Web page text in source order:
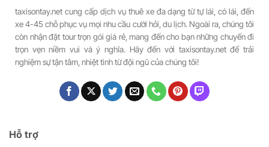
taxisontay.net cung cấp dịch vụ thuê xe đa dạng từ tự lái, có lái, đến
xe 4-45 chỗ phục vụ mọi nhu cầu cưới hỏi, du lịch. Ngoài ra, chúng tôi
còn nhận đặt tour trọn gói giá rẻ, mang đến cho bạn những chuyến đi
trọn vẹn niềm vui và ý nghĩa. Hãy đến với taxisontay.net để trải
nghiệm sự tận tâm, nhiệt tình từ đội ngũ của chúng tôi!
Hỗ trợ